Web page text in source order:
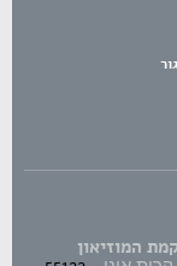
השעות 0900 - 1500 (סגור
המוזיאון